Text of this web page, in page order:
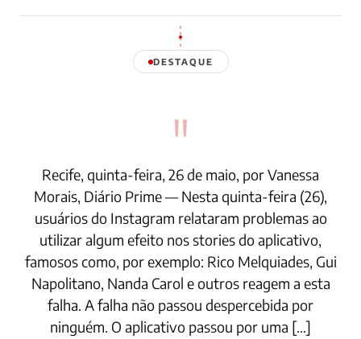
DESTAQUE
"
Recife, quinta-feira, 26 de maio, por Vanessa
Morais, Diário Prime — Nesta quinta-feira (26),
usuários do Instagram relataram problemas ao
utilizar algum efeito nos stories do aplicativo,
famosos como, por exemplo: Rico Melquiades, Gui
Napolitano, Nanda Carol e outros reagem a esta
falha. A falha não passou despercebida por
ninguém. O aplicativo passou por uma […]